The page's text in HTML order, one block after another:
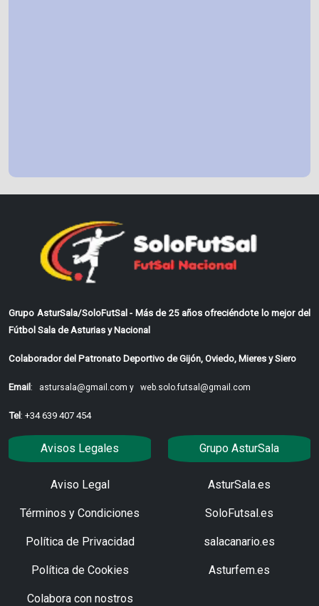
Grupo AsturSala/SoloFutSal - Más de 25 años ofreciéndote lo mejor del
Fútbol Sala de Asturias y Nacional
Colaborador del Patronato Deportivo de Gijón, Oviedo, Mieres y Siero
Email: astursala@gmail.com y web.solo.futsal@gmail.com
Tel: +34 639 407 454
Avisos Legales
Aviso Legal
Términos y Condiciones
Política de Privacidad
Política de Cookies
Colabora con nostros
Grupo AsturSala
AsturSala.es
SoloFutsal.es
salacanario.es
Asturfem.es